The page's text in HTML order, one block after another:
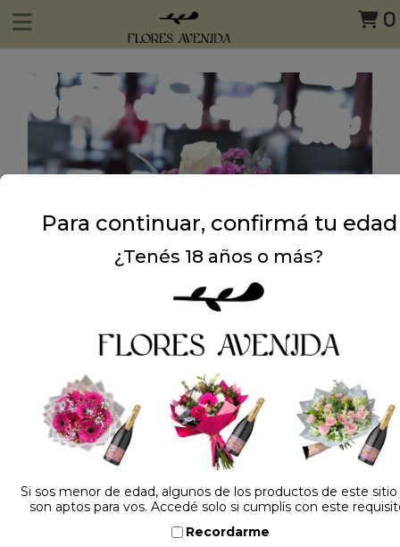
0
Dejá tu opinión
CENTRO DE MESA CON ROSAS Y FLORES DE
ESTACION
$ 79.000 25% OFF
Para continuar, confirmá tu edad
¿Tenés 18 años o más?
Si sos menor de edad, algunos de los productos de este
son aptos para vos. Accedé solo si cumplís con este
Recordarme